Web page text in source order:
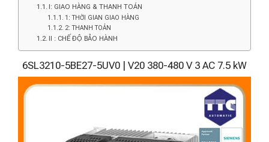
I: GIAO HÀNG & THANH TOÁN
1: THỜI GIAN GIAO HÀNG
2: THANH TOÁN
II : CHẾ ĐỘ BẢO HÀNH
6SL3210-5BE27-5UV0 | V20 380-480 V 3 AC 7.5 kW